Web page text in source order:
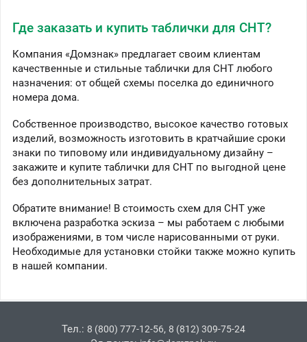
Где заказать и купить таблички для СНТ?
Компания «Домзнак» предлагает своим клиентам
качественные и стильные таблички для СНТ любого
назначения: от общей схемы поселка до единичного
номера дома.
Собственное производство, высокое качество готовых
изделий, возможность изготовить в кратчайшие сроки
знаки по типовому или индивидуальному дизайну –
закажите и купите таблички для СНТ по выгодной цене
без дополнительных затрат.
Обратите внимание! В стоимость схем для СНТ уже
включена разработка эскиза – мы работаем с любыми
изображениями, в том числе нарисованными от руки.
Необходимые для установки стойки также можно купить
в нашей компании.
Тел.: 8 (800) 777-12-56, 8 (812) 309-75-24